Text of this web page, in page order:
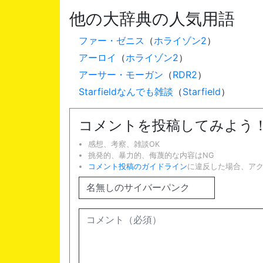
他の大辞典の人気用語
ファー・ゼニス （ホライゾン2）
アーロイ
（ホライゾン2）
アーサー・モーガン （RDR2）
Starfieldなんでも雑談 （Starfield）
コメントを投稿してみよう！
感想、考察、雑談OK
挑発的、暴力的、侮蔑的な内容はNG
コメント投稿のガイドラインに違反した場合、ア